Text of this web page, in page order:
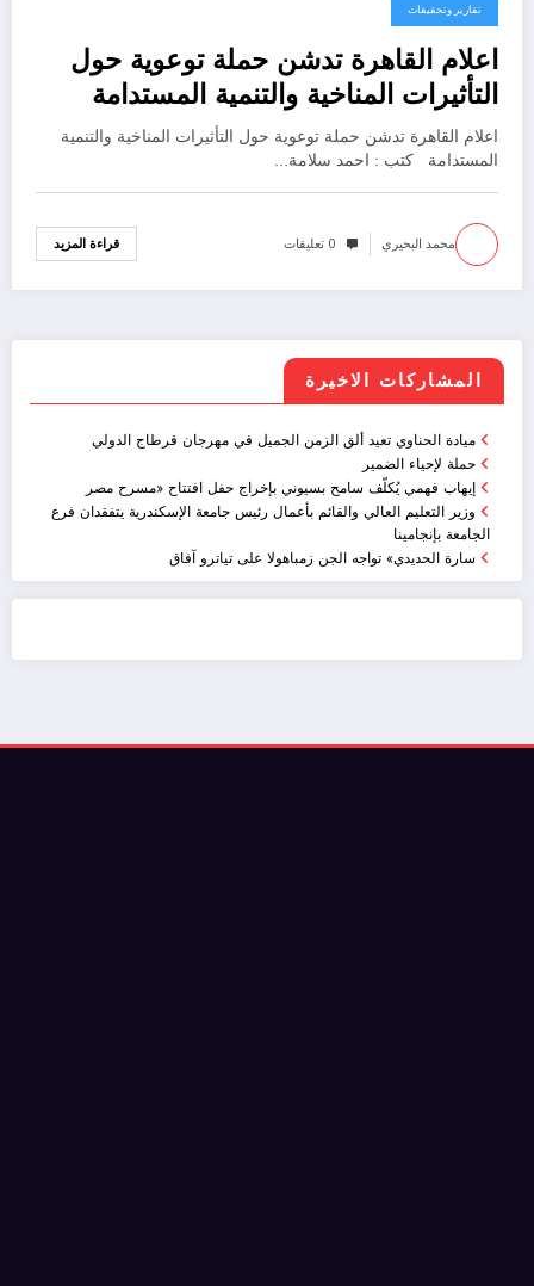
21 مايو، 2022
تقارير وتحقيقات
اعلام القاهرة تدشن حملة توعوية حول
التأثيرات المناخية والتنمية المستدامة
اعلام القاهرة تدشن حملة توعوية حول التأثيرات المناخية والتنمية
المستدامة كتب : احمد سلامة…
محمد البحيري 0 تعليقات قراءة المزيد
المشاركات الاخيرة
ميادة الحناوي تعيد ألق الزمن الجميل في مهرجان قرطاج الدولي
حملة لإحياء الضمير
إيهاب فهمي يُكلّف سامح بسيوني بإخراج حفل افتتاح «مسرح مصر
وزير التعليم العالي والقائم بأعمال رئيس جامعة الإسكندرية يتفقدان فرع
الجامعة بإنجامينا
سارة الحديدي» تواجه الجن زمباهولا على تياترو آفاق